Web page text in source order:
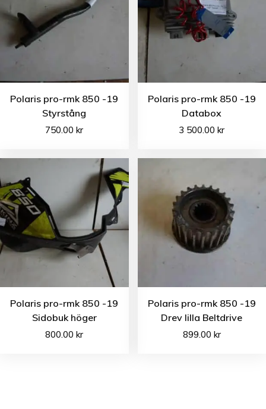
Polaris pro-rmk 850 -19
Styrstång
750.00kr
Polaris pro-rmk 850 -19
Databox
3 500.00kr
Polaris pro-rmk 850 -19
Sidobuk höger
800.00kr
Polaris pro-rmk 850 -19
Drev lilla Beltdrive
899.00 kr